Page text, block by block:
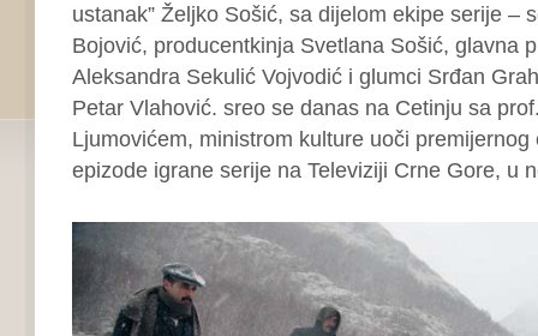
ustanak” Željko Sošić, sa dijelom ekipe serije –
Bojović, producentkinja Svetlana Sošić, glavna
Aleksandra Sekulić Vojvodić i glumci Srđan
Petar Vlahović. sreo se danas na Cetinju sa
Ljumovićem, ministrom kulture uoči premijernog
epizode igrane serije na Televiziji Crne Gore, u